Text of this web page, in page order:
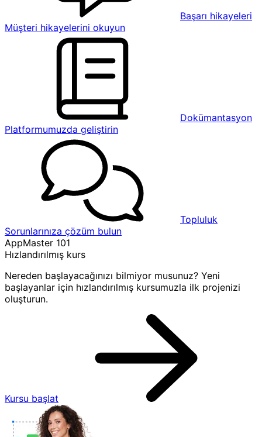
Başarı hikayeleri
Müşteri hikayelerini okuyun
Dokümantasyon
Platformumuzda geliştirin
Topluluk
Sorunlarınıza çözüm bulun
AppMaster 101
Hızlandırılmış kurs
Nereden başlayacağınızı bilmiyor musunuz? Yeni
başlayanlar için hızlandırılmış kursumuzla ilk projenizi
oluşturun.
Kursu başlat